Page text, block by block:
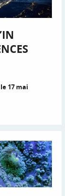
17 mai